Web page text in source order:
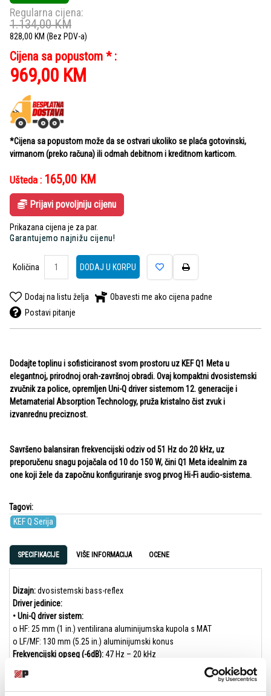
Regularna cijena:
1.134,00KM
828,00 KM (Bez PDV-a)
Cijena sa popustom * :
969,00 KM
*Cijena sa popustom može da se ostvari ukoliko se plaća gotovinski,
virmanom (preko računa) ili odmah debitnom i kreditnom karticom.
Ušteda : 165,00 KM
Prijavi povoljniju cijenu
Prikazana cijena je za par.
Garantujemo najnižu cijenu!
Količina DODAJ U KORPU
Dodaj na listu želja
Obavesti me ako cijena padne
Postavi pitanje
Dodajte toplinu i sofisticiranost svom prostoru uz KEF Q1 Meta u
elegantnoj, prirodnoj orah-završnoj obradi. Ovaj kompaktni dvosistemski
zvučnik za police, opremljen Uni-Q driver sistemom 12. generacije i
Metamaterial Absorption Technology, pruža kristalno čist zvuk i
izvanrednu preciznost.
Savršeno balansiran frekvencijski odziv od 51 Hz do 20 kHz, uz
preporučenu snagu pojačala od 10 do 150 W, čini Q1 Meta idealnim za
one koji žele da započnu konfiguriranje svog prvog Hi-Fi audio-sistema.
Tagovi:
KEF Q Serija
SPECIFIKACIJE VIŠE INFORMACIJA OCENE
Dizajn:dvosistemski bass-reflex
Driver jedinice:
• Uni-Q driver sistem:
o HF: 25 mm (1 in.) ventilirana aluminijumska kupola s MAT
o LF/MF: 130 mm (5.25 in.) aluminijumski konus
Frekvencijski opseg (-6dB):47 Hz – 20 kHz
Frekvencijski odziv (±3dB):
Frekvencija razdvajanja:2,1 kHz